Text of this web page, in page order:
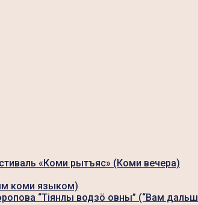
«Коми рытъяс» (Коми вечера)
коми языком)
“Тiянлы водзö овны” (“Вам